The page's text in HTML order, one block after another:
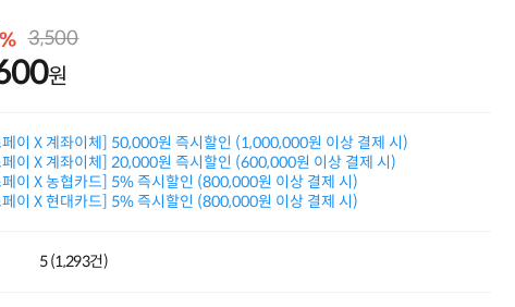
적립금 3% 페이백
시스코 스위칭허브
누적 금액 별
적립금 페이백!
3,500
원
이 X 계좌이체] 50,000원 즉시할인 (1,000,000원 이상 결제 시)
이 X 계좌이체] 20,000원 즉시할인 (600,000원 이상 결제 시)
이 X 농협카드] 5% 즉시할인 (800,000원 이상 결제 시)
이 X 현대카드] 5% 즉시할인 (800,000원 이상 결제 시)
5 (1,293건)